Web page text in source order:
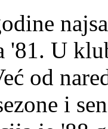
'81. U
od
i